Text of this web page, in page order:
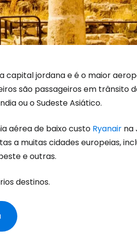
capital jordana e é o maior
são passageiros em trânsito
ou o Sudeste Asiático.
aérea de baixo custo Ryanair na
a muitas cidades europeias,
e outras.
destinos.
no
viajantes